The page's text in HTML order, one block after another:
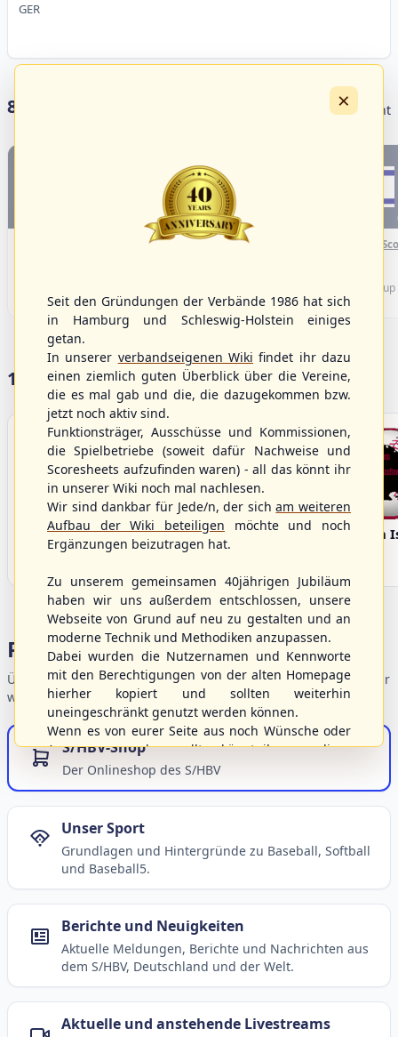
GER
8 Livestreams heute Livestream Übersicht
(F)
Box-Score
Germany
WBSC Europe
15:40 Uhr Box-
Championship B Pool 2026 - Group
Spain
17 Vereine im S/HBV
Bargenstedt
Beavers
Elmshorn Alligators Fehmarn
Portalbereiche
Übersicht der Verbandsbereiche – wählen Sie einen Einstieg für
weiterführende Informationen.
S/HBV-Shop
Der Onlineshop des S/HBV
Unser Sport
Grundlagen und Hintergründe zu Baseball, Softball
und Baseball5.
Berichte und Neuigkeiten
Aktuelle Meldungen, Berichte und Nachrichten aus
dem S/HBV, Deutschland und der Welt.
Aktuelle und anstehende Livestreams
×
Seit den Gründungen der Verbände 1986 hat sich
in Hamburg und Schleswig-Holstein einiges
getan.
In unserer verbandseigenen Wiki findet ihr dazu
einen ziemlich guten Überblick über die Vereine,
die es mal gab und die, die dazugekommen bzw.
jetzt noch aktiv sind.
Funktionsträger, Ausschüsse und Kommissionen,
die Spielbetriebe (soweit dafür Nachweise und
Scoresheets aufzufinden waren) - all das könnt ihr
in unserer Wiki noch mal nachlesen.
Wir sind dankbar für Jede/n, der sicham weiteren
Aufbau der Wiki beteiligen möchte und noch
Ergänzungen beizutragen hat.
Zu unserem gemeinsamen 40jährigen Jubiläum
haben wir uns außerdem entschlossen, unsere
Webseite von Grund auf neu zu gestalten und an
moderne Technik und Methodiken anzupassen.
Dabei wurden die Nutzernamen und Kennworte
mit den Berechtigungen von der alten Homepage
hierher kopiert und sollten weiterhin
uneingeschränkt genutzt werden können.
Wenn es von eurer Seite aus noch Wünsche oder
Anregungen geben sollte, könnt ihr uns diese
gerne an die Verbandsadresse
schicken.